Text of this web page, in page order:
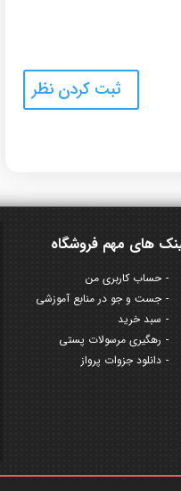
های مهم فروشگاه
حساب کاربری من
جست و جو در منابع آموزشی
سبد خرید
رهگیری مرسولات پستی
دانلود جزوات پرواز